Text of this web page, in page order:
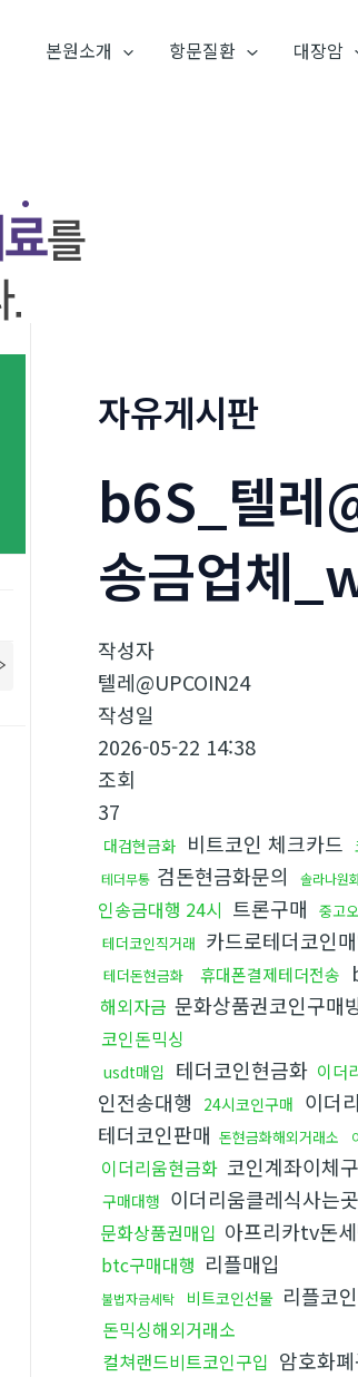
본원소개 항문질환 대장암
자유게시판
b6S_텔레
송금업체
작성자
텔레@UPCOIN24
작성일
2026-05-22 14:38
조회
37
대검현금화 비트코인 체크카드
테더무통 검돈현금화문의 솔라나원
인송금대행 24시 트론구매 중고
테더코인직거래 카드로테더코인
테더돈현금화 휴대폰결제테더전송
해외자금 문화상품권코인구매
코인돈믹싱
usdt매입 테더코인현금화 이더
인전송대행
24시코인구매 이더
테더코인판매 돈현금화해외거래소
이더리움현금화 코인계좌이체
구매대행 이더리움클레식사는곳
문화상품권매입 아프리카tv돈
btc구매대행 리플매입
불법자금세탁 비트코인선물 리플코
돈믹싱해외거래소
컬쳐랜드비트코인구입 암호화